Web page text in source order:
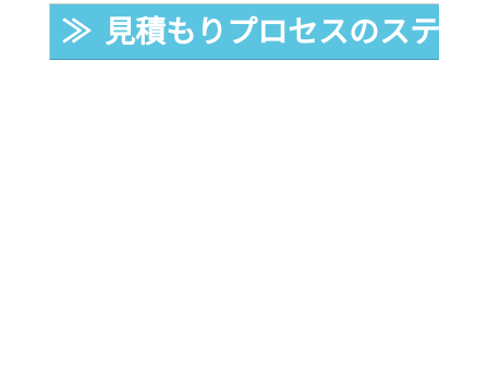
≫  見積もりプロセスのステッ